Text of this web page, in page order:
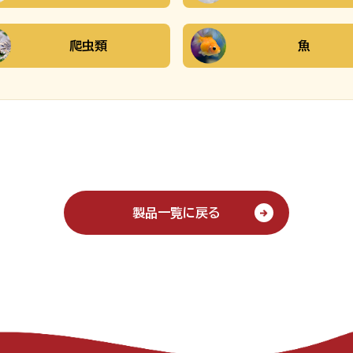
爬虫類 魚
製品一覧に戻る